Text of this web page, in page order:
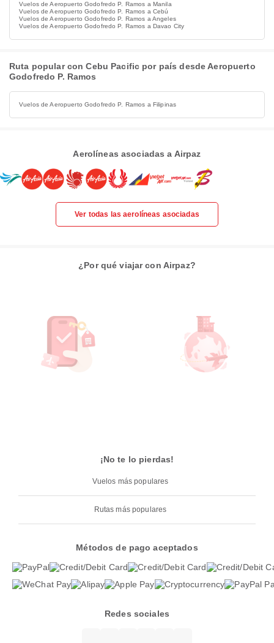
Vuelos de Aeropuerto Godofredo P. Ramos​​ a Manila
Vuelos de Aeropuerto Godofredo P. Ramos​​ a Cebú
Vuelos de Aeropuerto Godofredo P. Ramos​​ a Angeles
Vuelos de Aeropuerto Godofredo P. Ramos​​ a Davao City
Ruta popular con Cebu Pacific por país desde Aeropuerto
Godofredo P. Ramos​​
Vuelos de Aeropuerto Godofredo P. Ramos​​ a Filipinas
Aerolíneas asociadas a Airpaz
Ver todas las aerolíneas asociadas
¿Por qué viajar con Airpaz?
¡No te lo pierdas!
Vuelos más populares
Rutas más populares
Métodos de pago aceptados
Redes sociales